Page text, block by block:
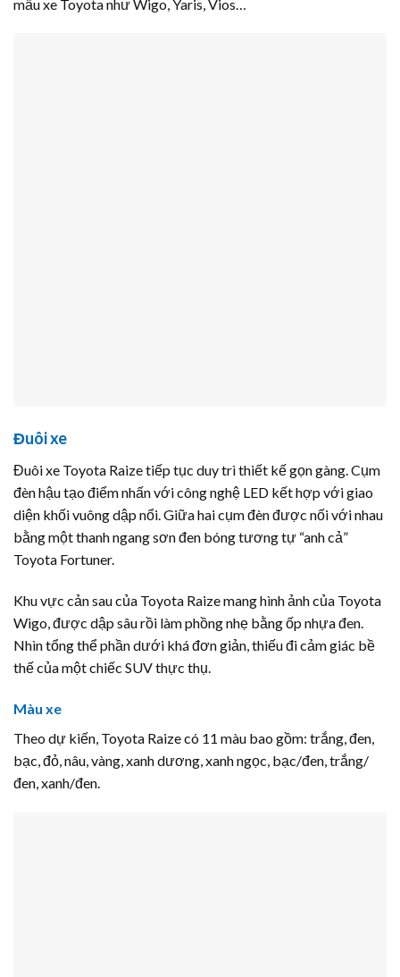
mẫu xe Toyota như Wigo, Yaris, Vios…
Đuôi xe
Đuôi xe Toyota Raize tiếp tục duy trì thiết kế gọn gàng. Cụm
đèn hậu tạo điểm nhấn với công nghệ LED kết hợp với giao
diện khối vuông dập nổi. Giữa hai cụm đèn được nối với nhau
bằng một thanh ngang sơn đen bóng tương tự “anh cả”
Toyota Fortuner.
Khu vực cản sau của Toyota Raize mang hình ảnh của Toyota
Wigo, được dập sâu rồi làm phồng nhẹ bằng ốp nhựa đen.
Nhìn tổng thể phần dưới khá đơn giản, thiếu đi cảm giác bề
thế của một chiếc SUV thực thụ.
Màu xe
Theo dự kiến, Toyota Raize có 11 màu bao gồm: trắng, đen,
bạc, đỏ, nâu, vàng, xanh dương, xanh ngọc, bạc/đen, trắng/
đen, xanh/đen.